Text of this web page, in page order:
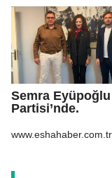
Semra
Partisi’nde.
www.eshahaber.com.tr